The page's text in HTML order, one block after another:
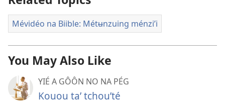
Mévidéo na Biible: Métʉnzuing ménzi’i
You May Also Like
YIÉ A GÔÔN NO NA PÉG
Kouou taʼ tchouʼté